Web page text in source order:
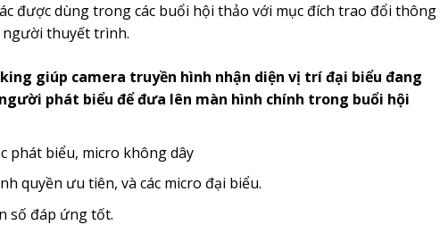
được dùng trong các buổi hội thảo với mục đích trao đổi thông
thuyết trình.
giúp camera truyền hình nhận diện vị trí đại biểu đang
phát biểu để đưa lên màn hình chính trong buổi hội
phát biểu, micro không dây
quyền ưu tiên, và các micro đại biểu.
số đáp ứng tốt.